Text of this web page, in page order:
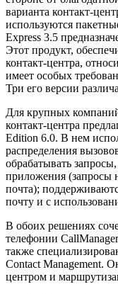
варианта контакт-
используются
Express 3.5
Этот продукт,
контакт-центра,
имеет особых
Три его версии
Для крупных
контакт-центра
Edition 6.0. В нем
распределения
обрабатывать
приложения (запросы
почта);
почту и с
В обоих решениях
телефонии
также
Contact Management.
центром и